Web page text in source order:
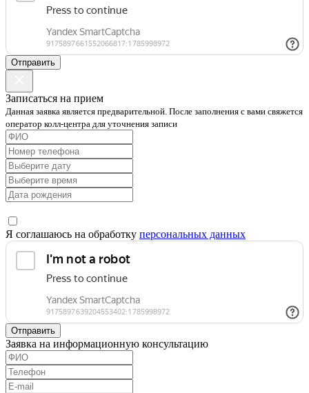
Отправить
Записаться на прием
Данная заявка является предварительной. После заполнения с вами свяжется
оператор колл-центра для уточнения записи
Я соглашаюсь на обработку персональных данных
Отправить
Заявка на информационную консультацию